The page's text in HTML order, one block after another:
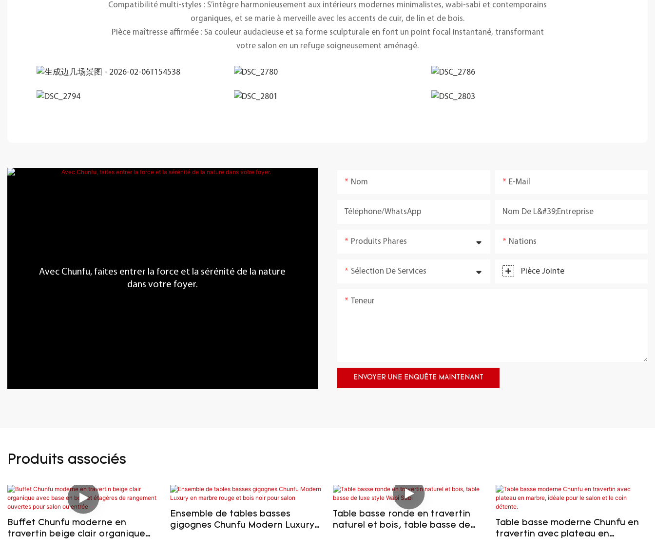
Compatibilité multi-styles : S’intègre harmonieusement aux intérieurs modernes minimalistes, wabi-sabi et contemporains
organiques, et se marie à merveille avec les accents de cuir, de lin et de bois.
Pièce maîtresse affirmée : Sa couleur audacieuse et sa forme sculpturale en font un point focal instantané, transformant
votre salon en un refuge soigneusement aménagé.
Avec Chunfu, faites entrer la force et la sérénité de la nature
dans votre foyer.
Nom E-Mail
Téléphone/WhatsApp Nom De L&#39;entreprise
Produits Phares Nations
Sélection De Services Pièce Jointe
Teneur
ENVOYER UNE ENQUÊTE MAINTENANT
Produits associés
Buffet Chunfu moderne en
travertin beige clair organique
Ensemble de tables basses
gigognes Chunfu Modern Luxury
Table basse ronde en travertin
naturel et bois, table basse de
Table basse moderne Chunfu en
travertin avec plateau en